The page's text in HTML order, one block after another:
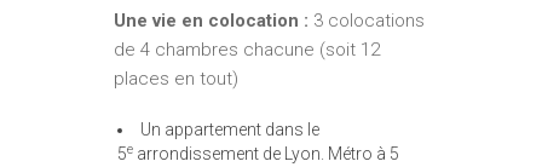
Une vie en colocation : 3 colocations
de 4 chambres chacune (soit 12
places en tout)
Un appartement dans le
5e arrondissement de Lyon. Métro à 5